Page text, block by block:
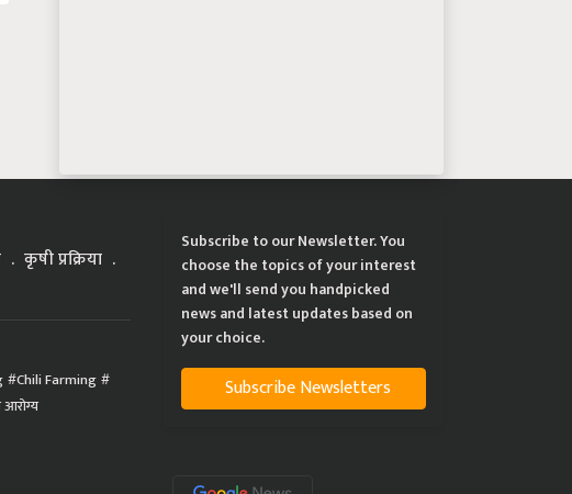
कृषी प्रक्रिया
Chili Farming
Subscribe to our Newsletter. You
choose the topics of your interest
and we'll send you handpicked
news and latest updates based on
your choice.
Subscribe Newsletters